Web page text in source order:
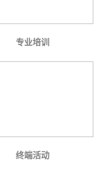
专业培训
终端活动